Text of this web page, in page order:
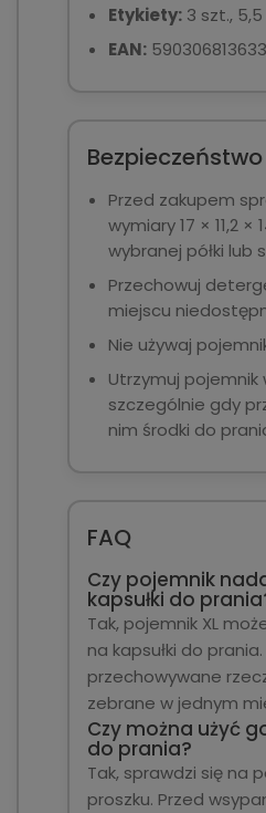
Etykiety: 3 szt.,
EAN:
Przed zakupem
wymiary 17 × 11,2
wybranej półki lub
Przechowuj
miejscu
Nie używaj
Utrzymuj pojemnik
szczególnie gdy
nim środki do
FAQ
Czy pojemnik
kapsułki do
Tak, pojemnik XL
na kapsułki do
przechowywane
zebrane w jednym
Czy można użyć
do prania?
Tak, sprawdzi się na
proszku. Przed